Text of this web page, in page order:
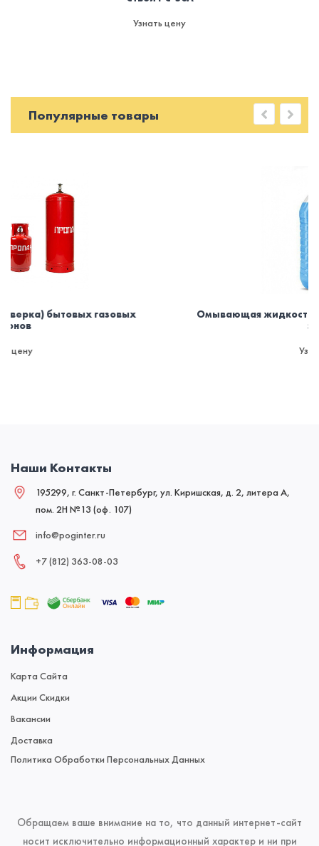
Узнать цену
Популярные товары
Омывающая жидкость для машины зимняя -30.
Наши Контакты
195299, г. Санкт-Петербург, ул. Киришская, д. 2, литера А,
пом. 2Н №13 (оф. 107)
info@poginter.ru
+7 (812) 363‑08‑03
Информация
Карта Сайта
Акции Скидки
Вакансии
Доставка
Политика Обработки Персональных Данных
Обращаем ваше внимание на то, что данный интернет-сайт
носит исключительно информационный характер и ни при